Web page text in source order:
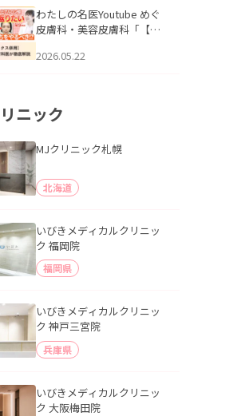
た。
わたしの名医Youtube めぐ
皮膚科・美容皮膚科「【ヒ
用】ハイブリッド注入を美
2026.05.22
ニック
MJクリニック札幌
北海道
いびきメディカルクリニッ
ク 福岡院
福岡県
いびきメディカルクリニッ
ク 神戸三宮院
兵庫県
いびきメディカルクリニッ
ク 大阪梅田院